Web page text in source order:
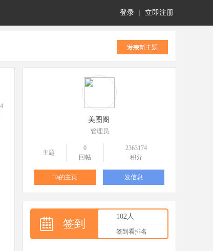
登录 立即注册
美图阁
管理员
主题
0
回帖
2363174
积分
Ta的主页 发信息
签到
102人
签到看排名